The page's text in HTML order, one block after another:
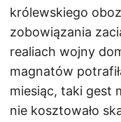
królewskiego
zobowiązania
realiach wojny
magnatów
miesiąc, taki gest
nie kosztowało